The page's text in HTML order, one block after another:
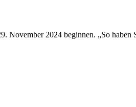
November 2024 beginnen. „So